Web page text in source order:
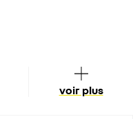
voir plus